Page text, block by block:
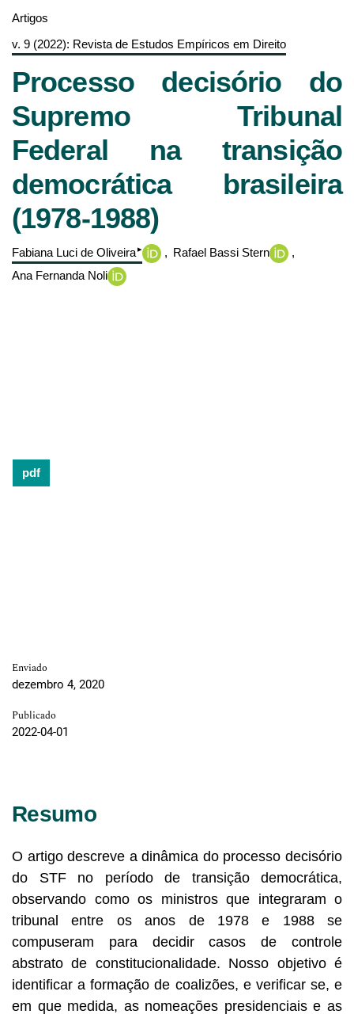
Artigos
v. 9 (2022): Revista de Estudos Empíricos em Direito
Processo decisório do
Supremo Tribunal
Federal na transição
democrática brasileira
(1978-1988)
Fabiana Luci de Oliveira▸
Rafael Bassi Stern
Ana Fernanda Noli
pdf
Enviado
dezembro 4, 2020
Publicado
2022-04-01
Resumo
O artigo descreve a dinâmica do processo decisório
do STF no período de transição democrática,
observando como os ministros que integraram o
tribunal entre os anos de 1978 e 1988 se
compuseram para decidir casos de controle
abstrato de constitucionalidade. Nosso objetivo é
identificar a formação de coalizões, e verificar se, e
em que medida, as nomeações presidenciais e as